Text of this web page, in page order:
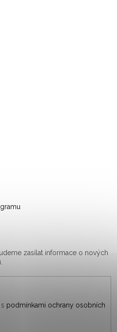
zasílat informace o nových
podmínkami ochrany osobních